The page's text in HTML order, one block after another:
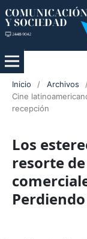
Inicio / Archivos
Cine
recepción
Los
resorte